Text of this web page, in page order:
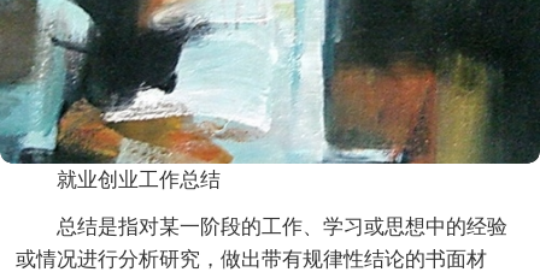
就业创业工作总结
总结是指对某一阶段的工作、学习或思想中的经验
或情况进行分析研究，做出带有规律性结论的书面材